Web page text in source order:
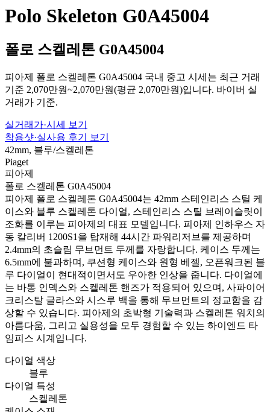
Polo Skeleton G0A45004
폴로 스켈레톤 G0A45004
피아제 폴로 스켈레톤 G0A45004 국내 중고 시세는 최근 거래
기준 2,070만원~2,070만원(평균 2,070만원)입니다. 바이버 실
거래가 기준.
실거래가·시세 보기
착용샷·실사용 후기 보기
42mm, 블루/스켈레톤
Piaget
피아제
폴로 스켈레톤 G0A45004
피아제 폴로 스켈레톤 G0A45004는 42mm 스테인리스 스틸 케
이스와 블루 스켈레톤 다이얼, 스테인리스 스틸 브레이슬릿이
조화를 이루는 피아제의 대표 모델입니다. 피아제 인하우스 자
동 칼리버 1200S1을 탑재해 44시간 파워리저브를 제공하며
2.4mm의 초슬림 무브먼트 두께를 자랑합니다. 케이스 두께는
6.5mm에 불과하며, 쿠션형 케이스와 원형 베젤, 오픈워크된 블
루 다이얼이 현대적이면서도 우아한 인상을 줍니다. 다이얼에
는 바통 인덱스와 스켈레톤 핸즈가 적용되어 있으며, 사파이어
크리스탈 글라스와 시스루 백을 통해 무브먼트의 정교함을 감
상할 수 있습니다. 피아제의 초박형 기술력과 스켈레톤 워치의
아름다움, 그리고 실용성을 모두 경험할 수 있는 하이엔드 타
임피스 시계입니다.
다이얼 색상
블루
다이얼 특성
스켈레톤